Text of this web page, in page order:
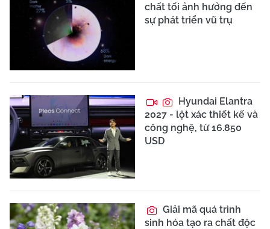
chất tối ảnh hưởng đến
sự phát triển vũ trụ
Hyundai Elantra
2027 - lột xác thiết kế và
công nghệ, từ 16.850
USD
Giải mã quá trình
sinh hóa tạo ra chất độc